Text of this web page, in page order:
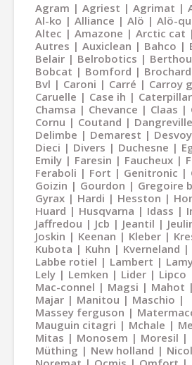
Agram Agriest Agrimat
Al-ko
Alliance Alö Alö-
Altec
Amazone Arctic cat
Autres
Auxiclean Bahco
Belair
Belrobotics
Bobcat
Bomford Brochard
Bvl
Caroni Carré
Carroy
Caruelle
Case ih Caterpillar
Chamsa
Chevance Claas
Cornu
Coutand Dangreville
Delimbe
Demarest
Dieci
Divers Duchesne
Emily
Faresin Faucheux
Feraboli
Fort Genitronic
Goizin
Gourdon Gregoire
Gyrax
Hardi Hesston
Huard
Husqvarna Idass
Jaffredou
Jcb Jeantil
Joskin
Keenan Kleber
Kubota
Kuhn Kverneland
Labbe rotiel
Lambert
Lely
Lemken Lider Lipco
Mac-connel
Magsi Mahot
Majar
Manitou
Maschio
Massey ferguson
Mauguin citagri
Mchale
Mitas
Monosem Moresil
Müthing
New holland